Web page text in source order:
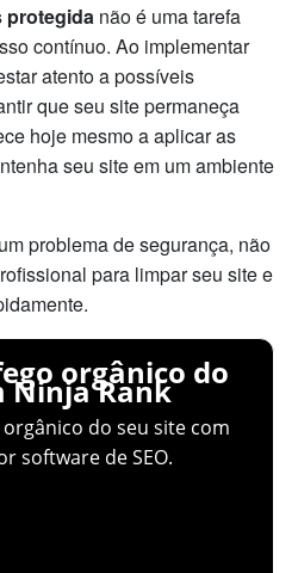
protegida não é uma tarefa
contínuo. Ao implementar
atento a possíveis
que seu site permaneça
hoje mesmo a aplicar as
seu site em um ambiente
problema de segurança, não
para limpar seu site e
orgânico do
Ninja Rank
do seu site com
software de SEO.